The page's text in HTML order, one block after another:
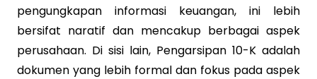
pengungkapan informasi keuangan, ini lebih
bersifat naratif dan mencakup berbagai aspek
perusahaan. Di sisi lain, Pengarsipan 10-K adalah
dokumen yang lebih formal dan fokus pada aspek